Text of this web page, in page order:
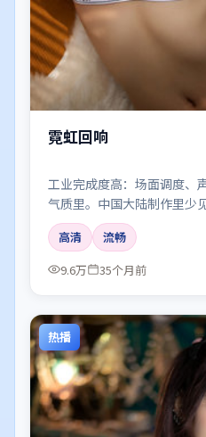
霓虹回响
工业完成度高：场面调度、
气质里。中国大陆制作里少
高清
流畅
9.6万
35个月前
热播